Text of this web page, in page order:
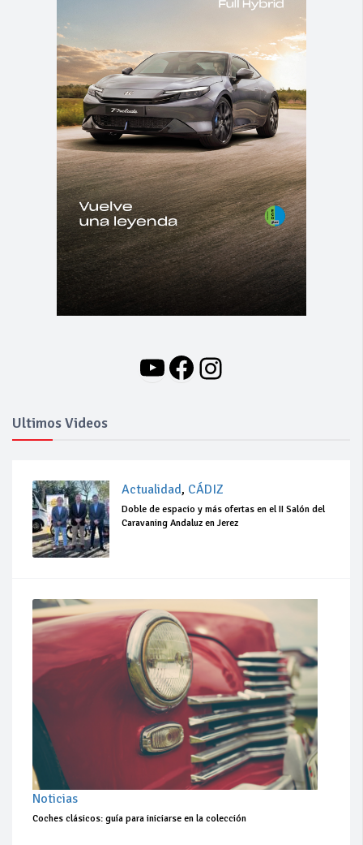
YouTube
Facebook
Instagram
Ultimos Videos
Actualidad, CÁDIZ
Doble de espacio y más ofertas en el II Salón del
Caravaning Andaluz en Jerez
Noticias
Coches clásicos: guía para iniciarse en la colección